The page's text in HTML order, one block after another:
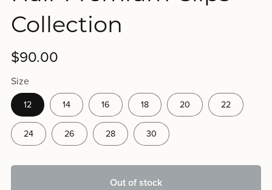
Collection
$90.00
Size
12 14 16 18 20 22
24 26 28 30
Out of stock